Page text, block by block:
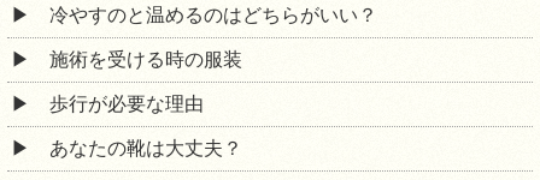
冷やすのと温めるのはどちらがいい？
施術を受ける時の服装
歩行が必要な理由
あなたの靴は大丈夫？